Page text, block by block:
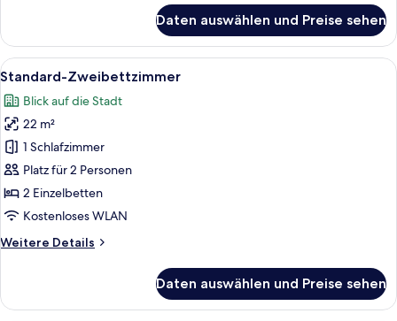
(No
View,
No
Daten auswählen und Preise sehen
Alle
Fotos
für
Standard-
Zweibettzimmer
anzeigen
Hochwertige Bettwaren,
3
Standard-Zweibettzimmer
Blick auf die Stadt
22 m²
1 Schlafzimmer
Platz für 2 Personen
2 Einzelbetten
Kostenloses WLAN
Weitere Details
Weitere
Zweibettzimmer
Daten auswählen und Preise sehen